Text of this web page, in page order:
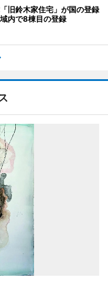
「旧鈴木家住宅」が国の登録
内で8棟目の登録